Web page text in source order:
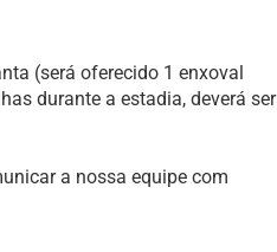
(será oferecido 1 enxoval
durante a estadia, deverá ser
a nossa equipe com